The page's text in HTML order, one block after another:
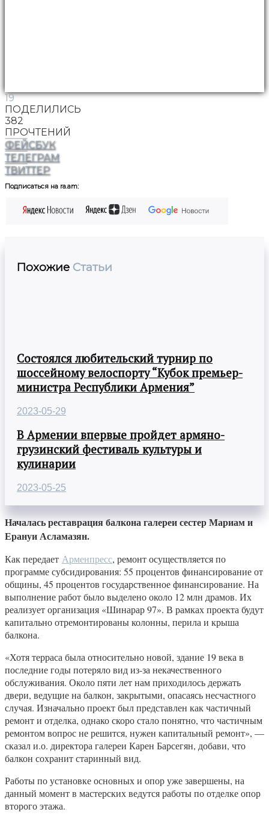
19
ПОДЕЛИЛИСЬ
382
ПРОЧТЕНИЙ
ФЕЙСБУК
ТЕЛЕГРАМ
ТВИТТЕР
Подписаться на ra.am:
Похожие Статьи
Состоялся любительский турнир по
шоссейному велоспорту “Кубок премьер-
министра Республики Армения”
2023-05-29
В Армении впервые пройдет армяно-
грузинский фестиваль культуры и
кулинарии
2023-05-25
Началась реставрация балкона галереи сестер Мариам и
Ерануи Асламазян.
Как передает Арменпресс, ремонт осуществляется по
программе субсидирования: 55 процентов финансирование от
общины, 45 процентов государственное финансирование. На
выполнение работ было выделено около 12 млн драмов. Их
реализует организация «Шинарар 97». В рамках проекта будут
капитально отремонтированы колонны, перила и крыша
балкона.
«Хотя терраса была относительно новой, здание 19 века в
последние годы потеряло вид из-за некачественного
обслуживания. Около пяти лет нам приходилось держать
двери, ведущие на балкон, закрытыми, опасаясь несчастного
случая. Изначально проект был представлен как частичный
ремонт и отделка, однако скоро стало понятно, что частичным
ремонтом вопрос не решится, нужен капитальный ремонт», —
сказал и.о. директора галереи Карен Барсегян, добави, что
балкон сохранит старинный вид.
Работы по установке основных и опор уже завершены, на
данный момент в мастерских ведутся работы по отделке опор
второго этажа.